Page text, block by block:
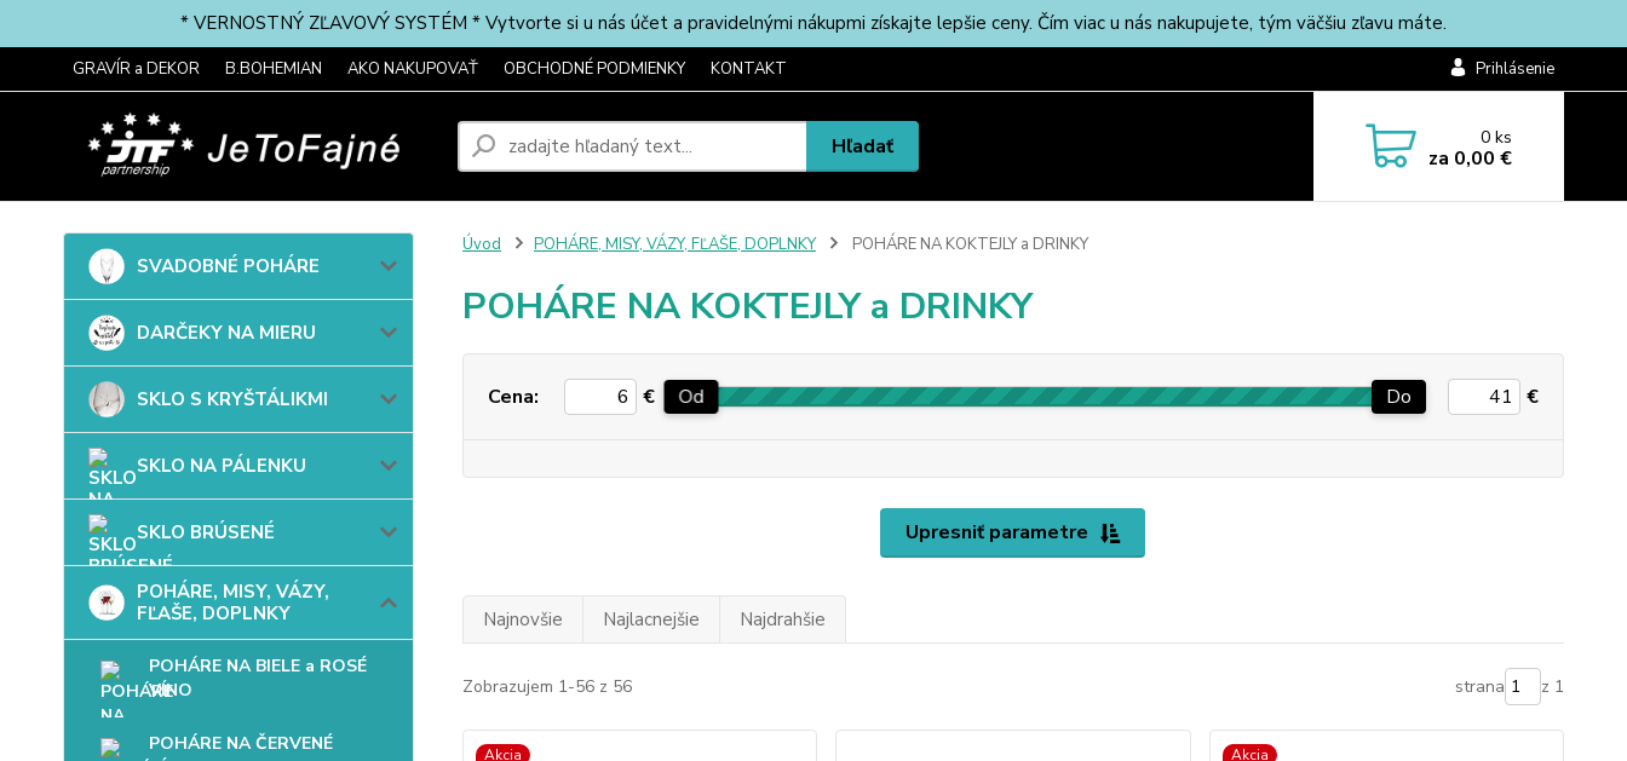
* VERNOSTNÝ ZĽAVOVÝ SYSTÉM * Vytvorte si u nás účet a pravidelnými nákupmi získajte lepšie ceny. Čím viac u nás nakupujete, tým väčšiu zľavu máte.
GRAVÍR a DEKOR B.BOHEMIAN AKO NAKUPOVAŤ OBCHODNÉ PODMIENKY KONTAKT Prihlásenie
Hľadať 0ks
za 0,00 €
SVADOBNÉ POHÁRE
DARČEKY NA MIERU
SKLO S KRYŠTÁLIKMI
SKLO NA PÁLENKU
SKLO BRÚSENÉ
POHÁRE, MISY, VÁZY,
FĽAŠE, DOPLNKY
POHÁRE NA BIELE a ROSÉ
VÍNO
POHÁRE NA ČERVENÉ
Úvod POHÁRE, MISY, VÁZY, FĽAŠE, DOPLNKY POHÁRE NA KOKTEJLY a DRINKY
POHÁRE NA KOKTEJLY a DRINKY
Upresniť parametre
Cena: € Od Do €
Najnovšie Najlacnejšie Najdrahšie
Zobrazujem 1-56 z 56 strana z 1
Akcia Akcia